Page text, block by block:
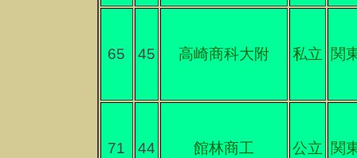
65 45 高崎商科大附 私立 関
71 44 館林商工 公立 関